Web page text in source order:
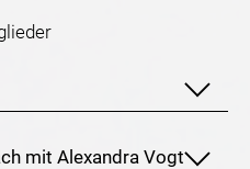
mit Alexandra Vogt